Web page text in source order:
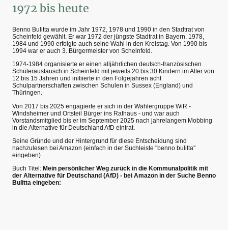
1972 bis heute
Benno Bulitta wurde im Jahr 1972, 1978 und 1990 in den Stadtrat von
Scheinfeld gewählt. Er war 1972 der jüngste Stadtrat in Bayern. 1978,
1984 und 1990 erfolgte auch seine Wahl in den Kreistag. Von 1990 bis
1994 war er auch 3. Bürgermeister von Scheinfeld.
1974-1984 organisierte er einen alljährlichen deutsch-französischen
Schüleraustausch in Scheinfeld mit jeweils 20 bis 30 Kindern im Alter von
12 bis 15 Jahren und initiierte in den Folgejahren acht
Schulpartnerschaften zwischen Schulen in Sussex (England) und
Thüringen.
Von 2017 bis 2025 engagierte er sich in der Wählergruppe WiR -
Windsheimer und Ortsteil Bürger ins Rathaus - und war auch
Vorstandsmitglied bis er im September 2025 nach jahrelangem Mobbing
in die Alternative für Deutschland AfD eintrat.
Seine Gründe und der Hintergrund für diese Entscheidung sind
nachzulesen bei Amazon (einfach in der Suchleiste "benno bulitta"
eingeben)
Buch Titel: Mein persönlicher Weg zurück in die Kommunalpolitik mit
der Alternative für Deutschand (AfD) - bei Amazon in der Suche Benno
Bulitta eingeben: